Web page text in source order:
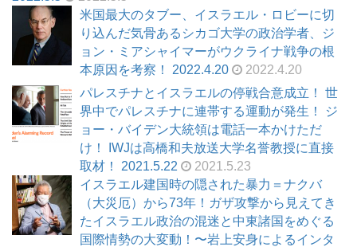
米国最大のタブー、イスラエル・ロビーに切
り込んだ気骨あるシカゴ大学の政治学者、ジ
ョン・ミアシャイマーがウクライナ戦争の根
本原因を考察！ 2022.4.20
2022.4.20
パレスチナとイスラエルの停戦合意成立！ 世
界中でパレスチナに連帯する運動が発生！ ジ
ョー・バイデン大統領は電話一本かけただ
け！ IWJは高橋和夫放送大学名誉教授に直接
取材！ 2021.5.22
2021.5.23
イスラエル建国時の隠された暴力＝ナクバ
（大災厄）から73年！ガザ攻撃から見えてき
たイスラエル政治の混迷と中東諸国をめぐる
国際情勢の大変動！〜岩上安身によるインタ